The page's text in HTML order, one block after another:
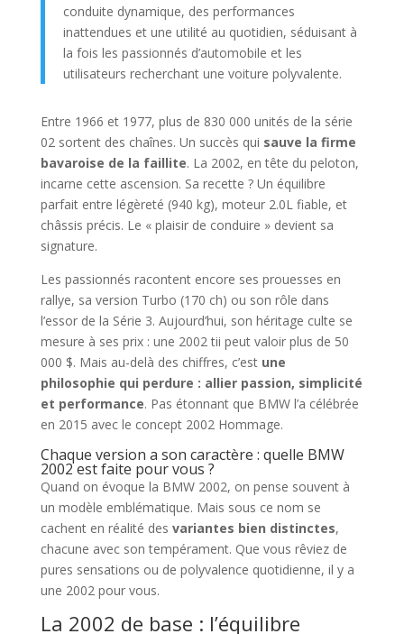
conduite dynamique, des performances
inattendues et une utilité au quotidien, séduisant à
la fois les passionnés d’automobile et les
utilisateurs recherchant une voiture polyvalente.
Entre 1966 et 1977, plus de 830 000 unités de la série
02 sortent des chaînes. Un succès qui sauve la firme
bavaroise de la faillite. La 2002, en tête du peloton,
incarne cette ascension. Sa recette ? Un équilibre
parfait entre légèreté (940 kg), moteur 2.0L fiable, et
châssis précis. Le « plaisir de conduire » devient sa
signature.
Les passionnés racontent encore ses prouesses en
rallye, sa version Turbo (170 ch) ou son rôle dans
l’essor de la Série 3. Aujourd’hui, son héritage culte se
mesure à ses prix : une 2002 tii peut valoir plus de 50
000 $. Mais au-delà des chiffres, c’est une
philosophie qui perdure : allier passion, simplicité
et performance. Pas étonnant que BMW l’a célébrée
en 2015 avec le concept 2002 Hommage.
Chaque version a son caractère : quelle BMW
2002 est faite pour vous ?
Quand on évoque la BMW 2002, on pense souvent à
un modèle emblématique. Mais sous ce nom se
cachent en réalité des variantes bien distinctes,
chacune avec son tempérament. Que vous rêviez de
pures sensations ou de polyvalence quotidienne, il y a
une 2002 pour vous.
La 2002 de base : l’équilibre